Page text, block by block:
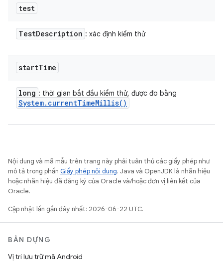
test
TestDescription : xác định kiểm thử
startTime
long : thời gian bắt đầu kiểm thử, được đo bằng
System. currentTimeMillis( )
Nội dung và mã mẫu trên trang này phải tuân thủ các giấy phép như
mô tả trong phần Giấy phép nội dung. Java và OpenJDK là nhãn hiệu
hoặc nhãn hiệu đã đăng ký của Oracle và/hoặc đơn vị liên kết của
Oracle.
Cập nhật lần gần đây nhất: 2026-06-22 UTC.
BẢN DỰNG
Vị trí lưu trữ mã Android